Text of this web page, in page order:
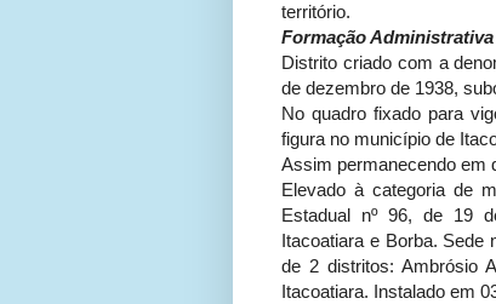
território.
Formação Administrativa
Distrito criado com a
de dezembro de 1938,
No quadro fixado para
figura no município de
Assim permanecendo em
Elevado à categoria de
Estadual nº 96, de 19
Itacoatiara e Borba. Sede
de 2 distritos: Ambrósio
Itacoatiara. Instalado em